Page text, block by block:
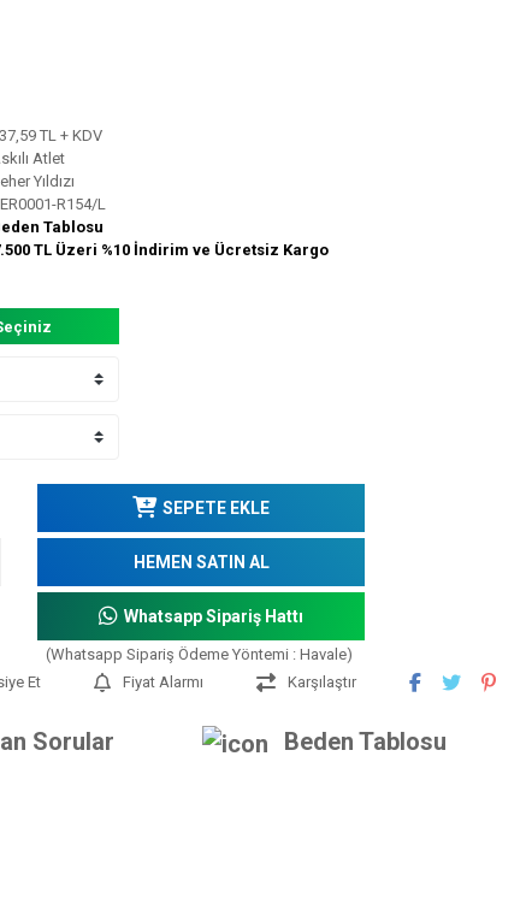
TL + KDV
Atlet
Yıldızı
R154/L
Tablosu
TL Üzeri %10 İndirim ve Ücretsiz Kargo
SEPETE EKLE
HEMEN SATIN AL
Whatsapp Sipariş Hattı
(Whatsapp Sipariş Ödeme Yöntemi : Havale)
Et
Fiyat Alarmı Karşılaştır
Sorular Beden Tablosu